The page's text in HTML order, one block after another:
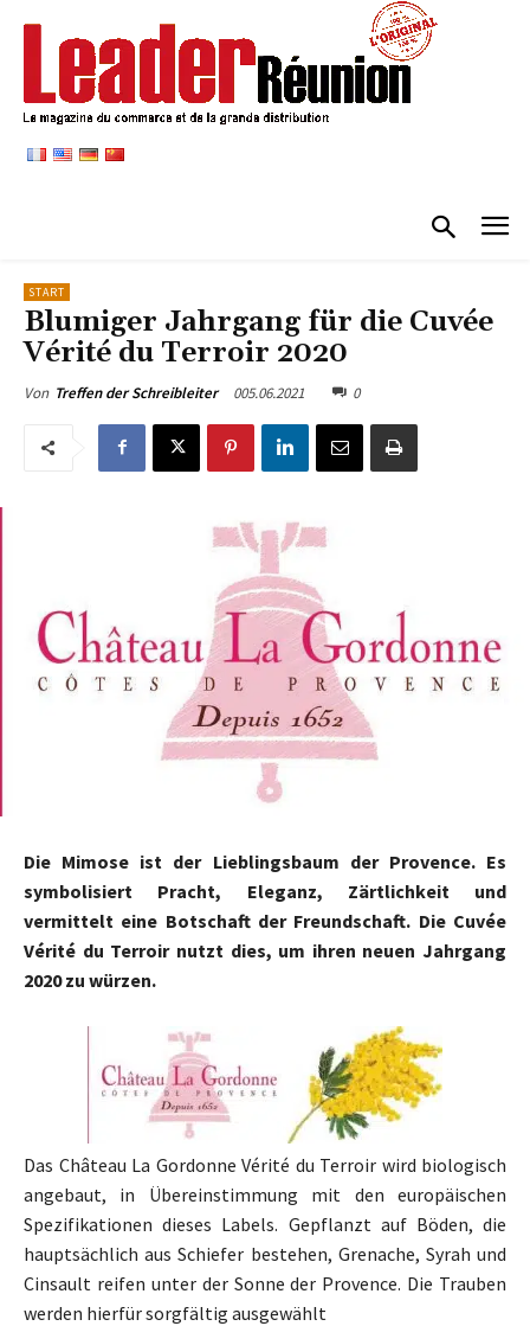
START
Blumiger Jahrgang für die Cuvée
Vérité du Terroir 2020
Von Treffen der Schreibleiter 005.06.2021 0
Die Mimose ist der Lieblingsbaum der Provence. Es
symbolisiert Pracht, Eleganz, Zärtlichkeit und
vermittelt eine Botschaft der Freundschaft. Die Cuvée
Vérité du Terroir nutzt dies, um ihren neuen Jahrgang
2020 zu würzen.
Das Château La Gordonne Vérité du Terroir wird biologisch
angebaut, in Übereinstimmung mit den europäischen
Spezifikationen dieses Labels. Gepflanzt auf Böden, die
hauptsächlich aus Schiefer bestehen, Grenache, Syrah und
Cinsault reifen unter der Sonne der Provence. Die Trauben
werden hierfür sorgfältig ausgewählt